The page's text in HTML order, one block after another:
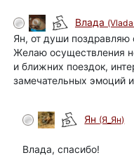
Влада
Ян, от души
Желаю осуществления
и ближних поездок,
замечательных эмоций
Ян (Я_Ян)
Влада, спасибо!